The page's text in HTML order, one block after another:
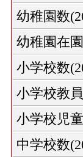
幼稚園数
幼稚園在
小学校数
小学校教
小学校児
中学校数